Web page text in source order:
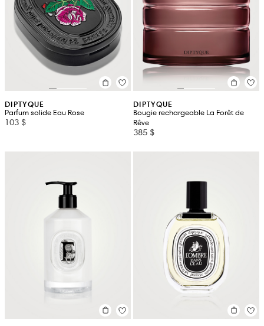
DIPTYQUE
Parfum solide Eau Rose
103 $
DIPTYQUE
Bougie rechargeable La Forêt de
Rêve
385 $